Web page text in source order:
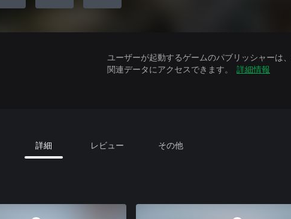
ユーザーが起動するゲームのパブリッシャーは
関連データにアクセスできます。
詳細情報
詳細 レビュー その他